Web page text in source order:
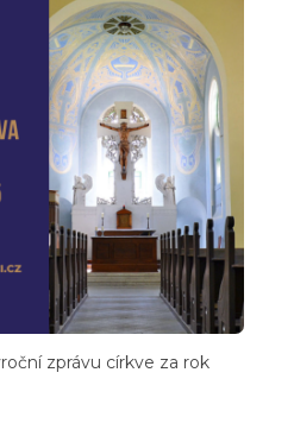
zprávu církve za rok